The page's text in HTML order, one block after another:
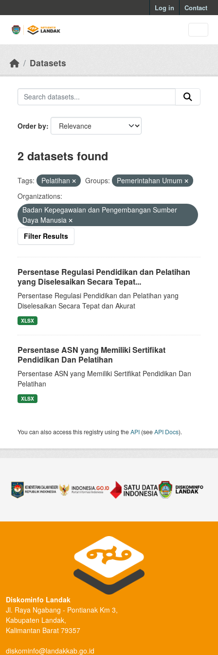
Log in Contact
Datasets
Order by
2 datasets found
Tags: Pelatihan Groups:
Pemerintahan Umum
Organizations:
Badan Kepegawaian dan Pengembangan Sumber
Daya Manusia
Filter Results
Persentase Regulasi Pendidikan dan Pelatihan
yang Diselesaikan Secara Tepat...
Persentase Regulasi Pendidikan dan Pelatihan yang
Diselesaikan Secara Tepat dan Akurat
XLSX
Persentase ASN yang Memiliki Sertifikat
Pendidikan Dan Pelatihan
Persentase ASN yang Memiliki Sertifikat Pendidikan Dan
Pelatihan
XLSX
You can also access this registry using theAPI (seeAPI Docs).
Diskominfo Landak
Jl. Raya Ngabang - Pontianak Km 3,
Kabupaten Landak,
Kalimantan Barat 79357
diskominfo@landakkab.go.id